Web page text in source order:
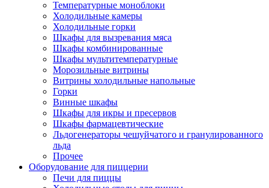
Температурные моноблоки
Холодильные камеры
Холодильные горки
Шкафы для вызревания мяса
Шкафы комбинированные
Шкафы мультитемпературные
Морозильные витрины
Витрины холодильные напольные
Горки
Винные шкафы
Шкафы для икры и пресервов
Шкафы фармацевтические
Льдогенераторы чешуйчатого и гранулированного
льда
Прочее
Оборудование для пиццерии
Печи для пиццы